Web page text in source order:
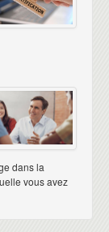
dans la
vous avez